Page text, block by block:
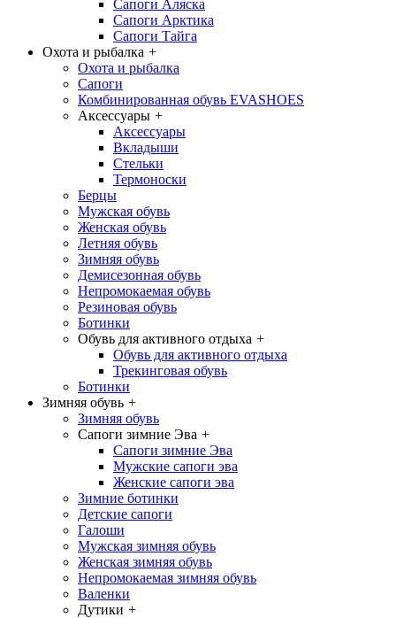
Сапоги Аляска
Сапоги Арктика
Сапоги Тайга
Охота и рыбалка +
Охота и рыбалка
Сапоги
Комбинированная обувь EVASHOES
Аксессуары +
Аксессуары
Вкладыши
Стельки
Термоноски
Берцы
Мужская обувь
Женская обувь
Летняя обувь
Зимняя обувь
Демисезонная обувь
Непромокаемая обувь
Резиновая обувь
Ботинки
Обувь для активного отдыха +
Обувь для активного отдыха
Трекинговая обувь
Ботинки
Зимняя обувь +
Зимняя обувь
Сапоги зимние Эва +
Сапоги зимние Эва
Мужские сапоги эва
Женские сапоги эва
Зимние ботинки
Детские сапоги
Галоши
Мужская зимняя обувь
Женская зимняя обувь
Непромокаемая зимняя обувь
Валенки
Дутики +